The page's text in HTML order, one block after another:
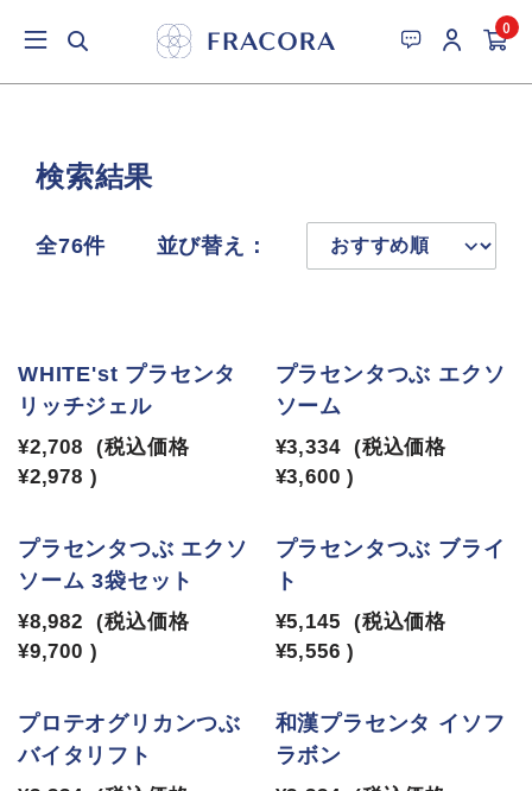
0
検索結果
全76件 並び替え：
WHITE'st プラセンタ
リッチジェル
¥2,708
(税込価格
¥2,978 )
プラセンタつぶ エクソ
ソーム
¥3,334
(税込価格
¥3,600 )
プラセンタつぶ エクソ
ソーム 3袋セット
¥8,982
(税込価格
¥9,700 )
プラセンタつぶ ブライ
ト
¥5,145
(税込価格
¥5,556 )
プロテオグリカンつぶ
バイタリフト
和漢プラセンタ イソフ
ラボン